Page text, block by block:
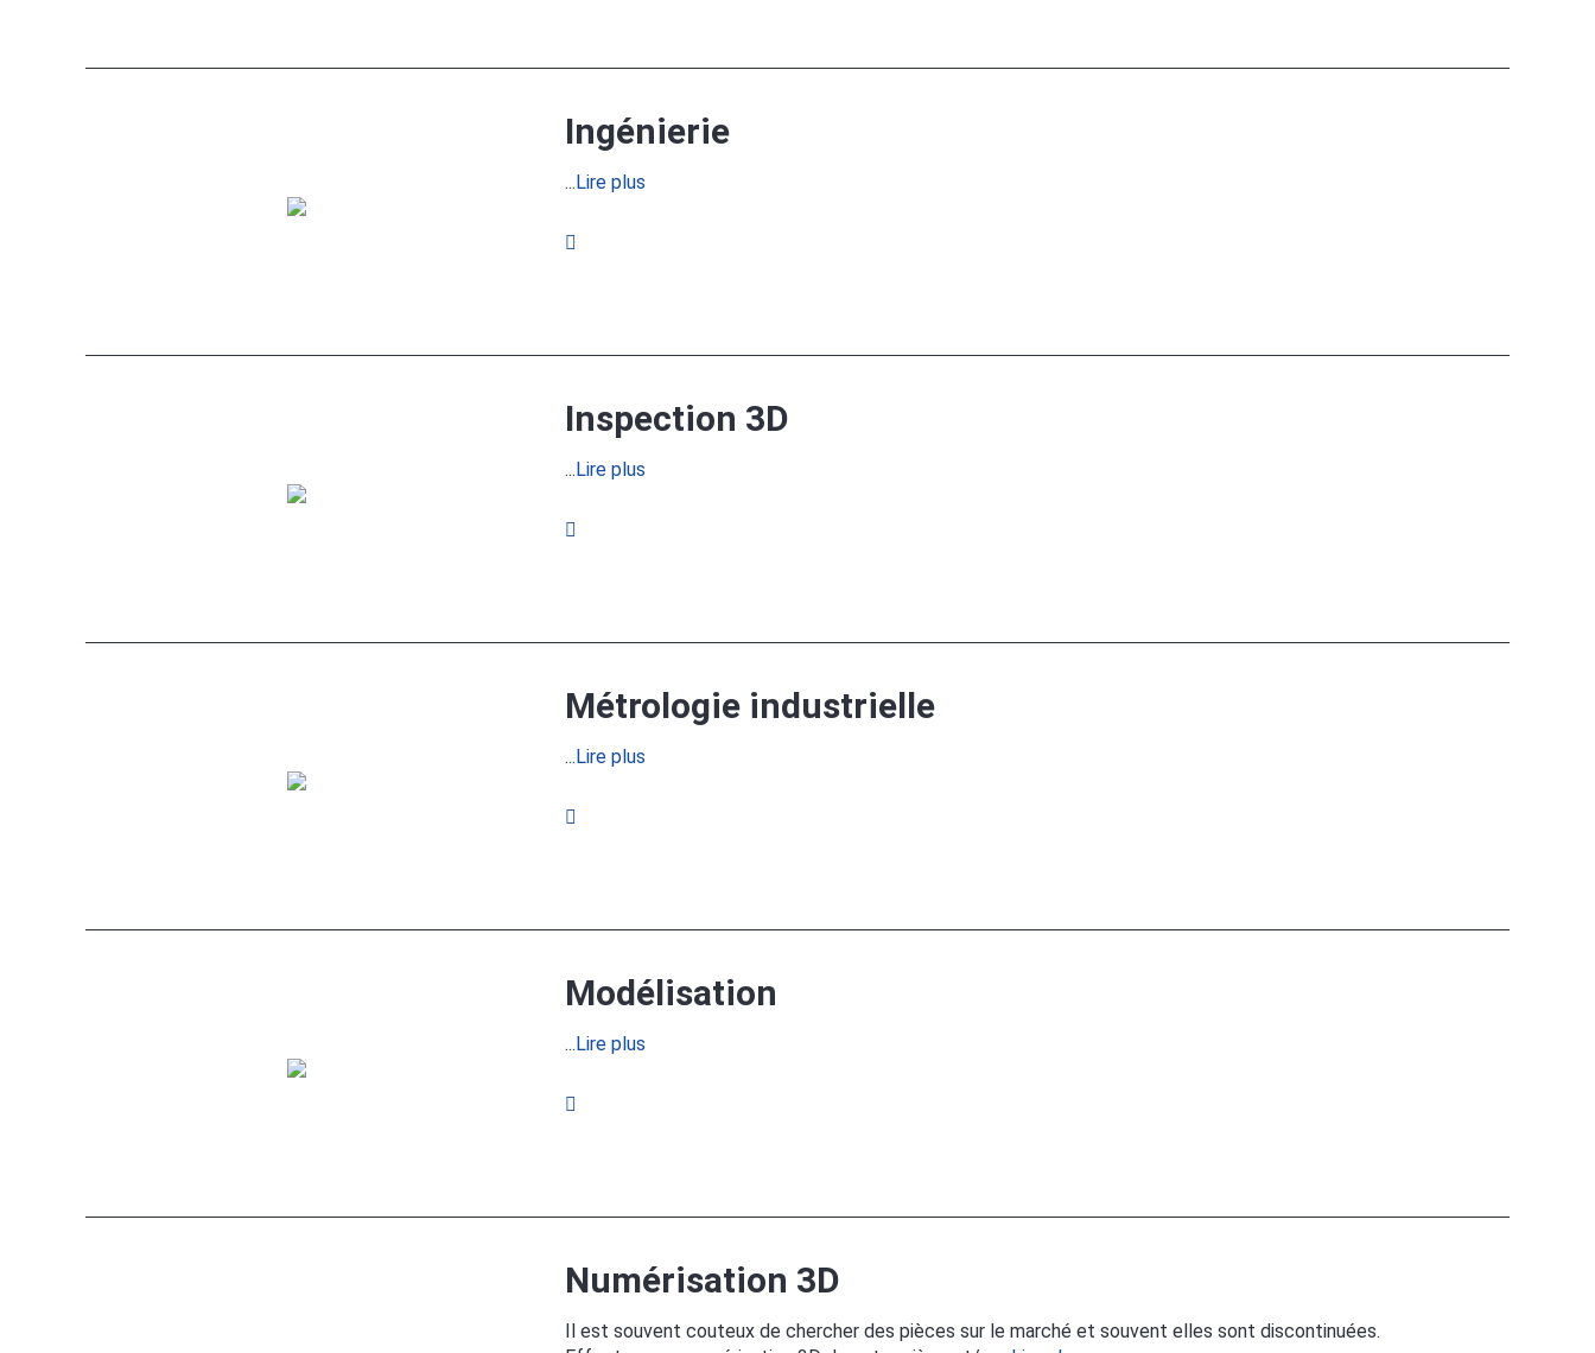
Ingénierie
...Lire plus
Inspection 3D
...Lire plus
Métrologie industrielle
...Lire plus
Modélisation
...Lire plus
Numérisation 3D
Il est souvent couteux de chercher des pièces sur le marché et souvent elles sont discontinuées.